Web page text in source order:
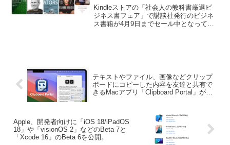
セール中。
Kindleストアの「社会人の教科書厳選ビ
ジネス書フェア」で講談社発行のビジネ
ス書籍が4月9日までセール中となってい
テキストやファイル、画像などクリップ
ボードにコピーした内容を友達と共有で
きるMacアプリ「Clipboard Portal」がリ
Apple、開発者向けに「iOS 18/iPadOS
18」や「visionOS 2」などのBeta 7と
「Xcode 16」のBeta 6を公開。